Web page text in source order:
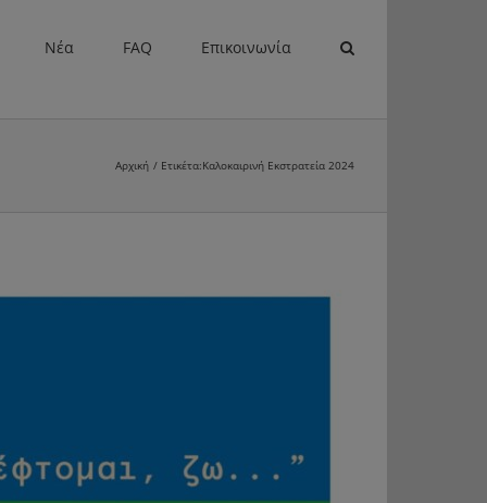
Νέα FAQ Επικοινωνία
Αρχική Ετικέτα:Καλοκαιρινή Εκστρατεία 2024